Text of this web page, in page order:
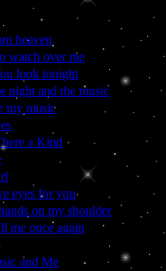
heaven
watch over me
look tonight
night and the music
my music
a Kind
eyes for you
on my shoulder
me once again
and Me